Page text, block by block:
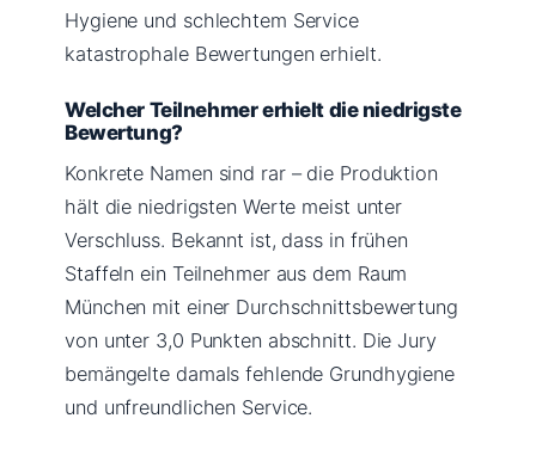
Hygiene und schlechtem Service
katastrophale Bewertungen erhielt.
Welcher Teilnehmer erhielt die niedrigste
Bewertung?
Konkrete Namen sind rar – die Produktion
hält die niedrigsten Werte meist unter
Verschluss. Bekannt ist, dass in frühen
Staffeln ein Teilnehmer aus dem Raum
München mit einer Durchschnittsbewertung
von unter 3,0 Punkten abschnitt. Die Jury
bemängelte damals fehlende Grundhygiene
und unfreundlichen Service.